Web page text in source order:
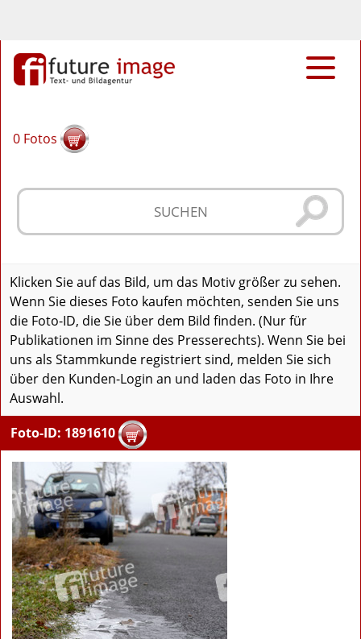
0 Fotos
Klicken Sie auf das Bild, um das Motiv größer zu sehen.
Wenn Sie dieses Foto kaufen möchten, senden Sie uns
die Foto-ID, die Sie über dem Bild finden. (Nur für
Publikationen im Sinne des Presserechts). Wenn Sie bei
uns als Stammkunde registriert sind, melden Sie sich
über den Kunden-Login an und laden das Foto in Ihre
Auswahl.
Foto-ID: 1891610